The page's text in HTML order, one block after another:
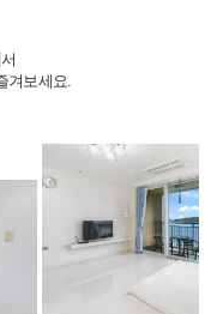
겨보세요.